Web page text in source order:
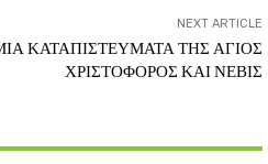
NEXT ARTICLE
ΚΑΤΑΠΙΣΤΕΥΜΑΤΑ ΤΗΣ ΑΓΙΟΣ
ΧΡΙΣΤΟΦΟΡΟΣ ΚΑΙ ΝΕΒΙΣ